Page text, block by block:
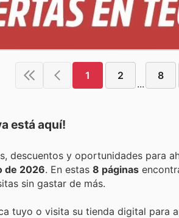
1 2
...
8
está aquí!
Encuentra las mejores
de 2026 . En estas 8 páginas
sin gastar de más.
tuyo o visita su tienda digital para